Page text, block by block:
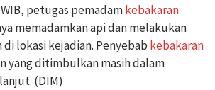
petugas pemadamkebakaran
memadamkan api dan melakukan
lokasi kejadian. Penyebab kebakaran
yang ditimbulkan masih dalam
(DIM)